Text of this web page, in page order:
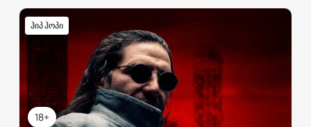
18+
ჰიპ ჰოპი